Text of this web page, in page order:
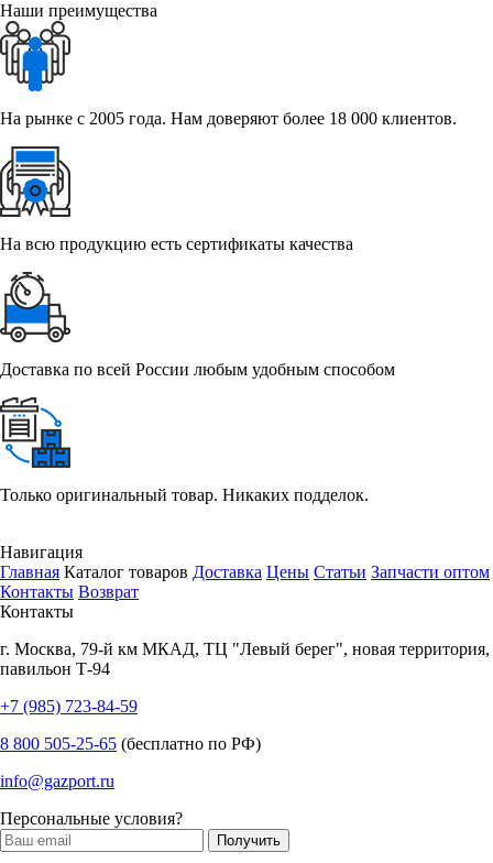
Наши преимущества
На рынке с 2005 года. Нам доверяют более 18 000 клиентов.
На всю продукцию есть сертификаты качества
Доставка по всей России любым удобным способом
Только оригинальный товар. Никаких подделок.
Навигация
Главная Каталог товаров Доставка Цены Статьи Запчасти оптом
Контакты Возврат
Контакты
г. Москва, 79-й км МКАД, ТЦ "Левый берег", новая территория,
павильон Т-94
+7 (985) 723-84-59
8 800 505-25-65 (бесплатно по РФ)
info@gazport.ru
Персональные условия?